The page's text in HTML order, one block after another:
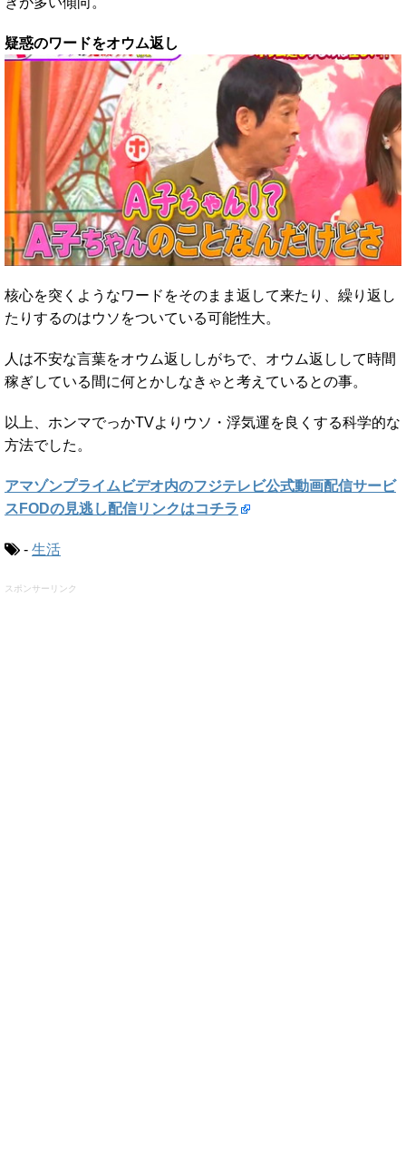
疑惑のワードをオウム返し
核心を突くようなワードをそのまま返して来たり、繰り返し
たりするのはウソをついている可能性大。
人は不安な言葉をオウム返ししがちで、オウム返しして時間
稼ぎしている間に何とかしなきゃと考えているとの事。
以上、ホンマでっかTVよりウソ・浮気運を良くする科学的な
方法でした。
アマゾンプライムビデオ内のフジテレビ公式動画配信サービ
スFODの見逃し配信リンクはコチラ
- 生活
スポンサーリンク